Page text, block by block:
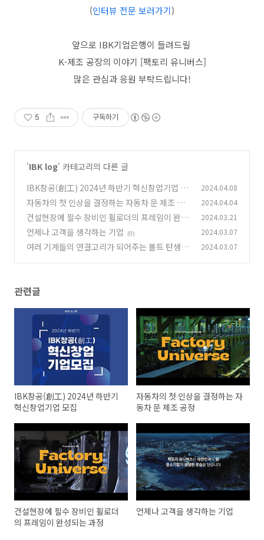
(인터뷰 전문 보러가기)
앞으로 IBK기업은행이 들려드릴
K-제조 공장의 이야기 [팩토리 유니버스]
많은 관심과 응원 부탁드립니다!
5 구독하기
'IBK log' 카테고리의 다른 글
IBK창공(創工) 2024년 하반기 혁신창업기업 모
집 (0)
2024.04.08
자동차의 첫 인상을 결정하는 자동차 문 제조 공
정
(0)
2024.04.04
건설현장에 필수 장비인 휠로더의 프레임이 완성
되는 과정
(0)
2024.03.21
언제나 고객을 생각하는 기업 (0) 2024.03.07
여러 기계들의 연결고리가 되어주는 볼트 탄생 과
2024.03.07
관련글
IBK창공(創工) 2024년 하반기
혁신창업기업 모집
자동차의 첫 인상을 결정하는 자
동차 문 제조 공정
건설현장에 필수 장비인 휠로더
의 프레임이 완성되는 과정
언제나 고객을 생각하는 기업